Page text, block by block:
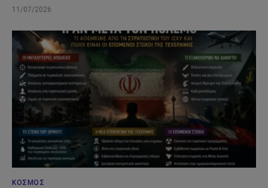
11/07/2026
ΚΌΣΜΟΣ